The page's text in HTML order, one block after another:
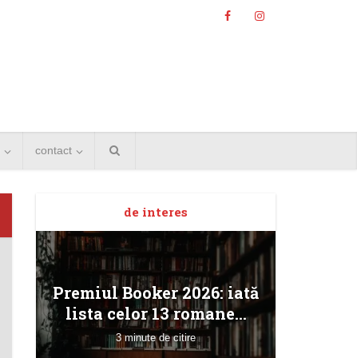
contact
de interes
Premiul Booker 2026: iată
lista celor 13 romane...
3 minute de citire